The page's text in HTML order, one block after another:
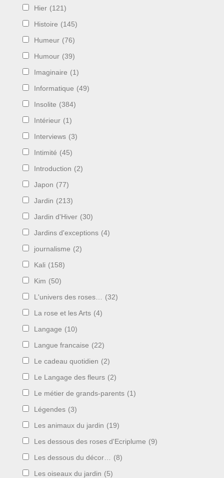
Hier (121)
Histoire (145)
Humeur (76)
Humour (39)
Imaginaire (1)
Informatique (49)
Insolite (384)
Intérieur (1)
Interviews (3)
Intimité (45)
Introduction (2)
Japon (77)
Jardin (213)
Jardin d'Hiver (30)
Jardins d'exceptions (4)
journalisme (2)
Kali (158)
Kim (50)
L'univers des roses… (32)
La rose et les Arts (4)
Langage (10)
Langue francaise (22)
Le cadeau quotidien (2)
Le Langage des fleurs (2)
Le métier de grands-parents (1)
Légendes (3)
Les animaux du jardin (19)
Les dessous des roses d'Ecriplume (9)
Les dessous du décor… (8)
Les oiseaux du jardin (5)